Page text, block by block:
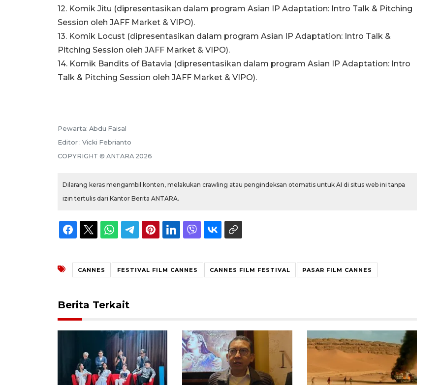
12. Komik Jitu (dipresentasikan dalam program Asian IP Adaptation: Intro Talk & Pitching
Session oleh JAFF Market & VIPO).
13. Komik Locust (dipresentasikan dalam program Asian IP Adaptation: Intro Talk &
Pitching Session oleh JAFF Market & VIPO).
14. Komik Bandits of Batavia (dipresentasikan dalam program Asian IP Adaptation: Intro
Talk & Pitching Session oleh JAFF Market & VIPO).
Pewarta: Abdu Faisal
Editor : Vicki Febrianto
COPYRIGHT © ANTARA 2026
Dilarang keras mengambil konten, melakukan crawling atau pengindeksan otomatis untuk AI di situs web ini tanpa
izin tertulis dari Kantor Berita ANTARA.
CANNES FESTIVAL FILM CANNES CANNES FILM FESTIVAL PASAR FILM CANNES
Berita Terkait
Ekonomi triwulan II-2026